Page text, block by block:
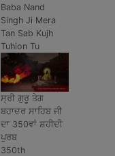
Baba Nand
Singh Ji Mera
Tan Sab Kujh
Tuhion Tu
ਸ੍ਰੀ ਗੁਰੂ ਤੇਗ
ਬਹਾਦਰ ਸਾਹਿਬ ਜੀ
ਦਾ 350ਵਾਂ ਸ਼ਹੀਦੀ
ਪੁਰਬ
350th